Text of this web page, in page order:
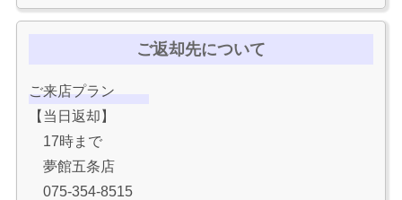
ご返却先について
ご来店プラン
【当日返却】
17時まで
夢館五条店
075-354-8515